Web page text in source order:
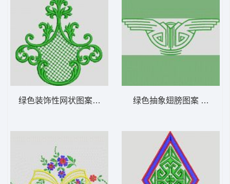
绿色装饰性网状图案 植物花型 绿色抽象翅膀图案 植物花